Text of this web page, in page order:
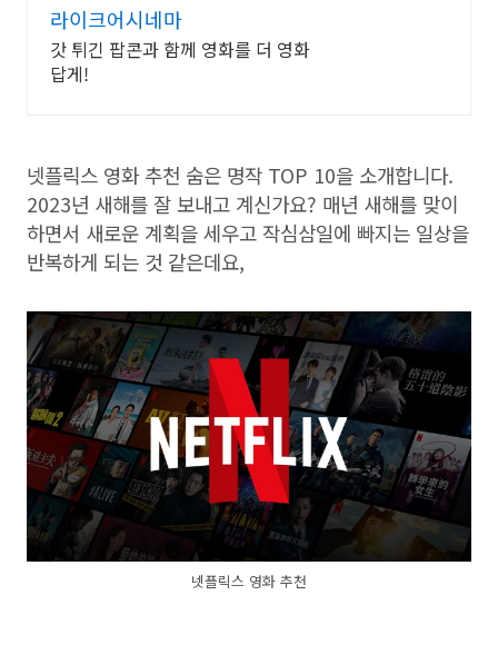
라이크어시네마
갓 튀긴 팝콘과 함께 영화를 더 영화
답게!
넷플릭스 영화 추천 숨은 명작 TOP 10을 소개합니다.
2023년 새해를 잘 보내고 계신가요? 매년 새해를 맞이
하면서 새로운 계획을 세우고 작심삼일에 빠지는 일상을
반복하게 되는 것 같은데요,
넷플릭스 영화 추천